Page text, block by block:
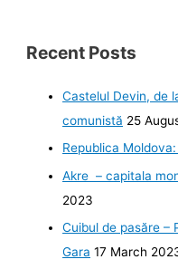
Recent Posts
Castelul Devin, de
comunistă 25
Republica
Akre – capitala
2023
Cuibul de pasăre –
Gara 17 March